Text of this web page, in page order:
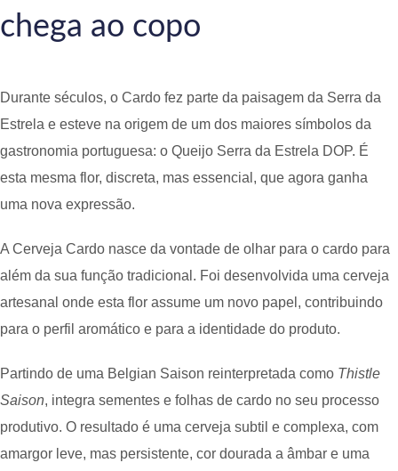
chega ao copo
Durante séculos, o Cardo fez parte da paisagem da Serra da
Estrela e esteve na origem de um dos maiores símbolos da
gastronomia portuguesa: o Queijo Serra da Estrela DOP. É
esta mesma flor, discreta, mas essencial, que agora ganha
uma nova expressão.
A Cerveja Cardo nasce da vontade de olhar para o cardo para
além da sua função tradicional. Foi desenvolvida uma cerveja
artesanal onde esta flor assume um novo papel, contribuindo
para o perfil aromático e para a identidade do produto.
Partindo de uma Belgian Saison reinterpretada como Thistle
Saison, integra sementes e folhas de cardo no seu processo
produtivo. O resultado é uma cerveja subtil e complexa, com
amargor leve, mas persistente, cor dourada a âmbar e uma